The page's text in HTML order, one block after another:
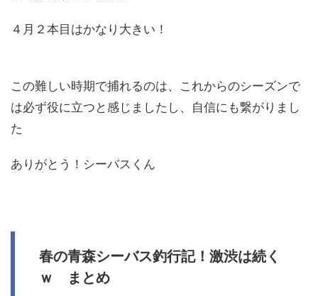
４月２本目はかなり大きい！
この難しい時期で捕れるのは、これからのシーズンで
は必ず役に立つと感じましたし、自信にも繋がりまし
た
ありがとう！シーバスくん
春の青森シーバス釣行記！激渋は続く
ｗ まとめ